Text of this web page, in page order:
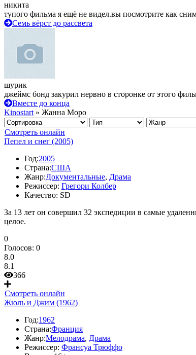
никита
тупого фильма я ещё не видел.вы посмотрите как
Семь вёрст до рассвета
шурик
джеймс бонд закурил нервно в сторонке от этого
Вместе до конца
Kinostart » Жанна Моро
Смотреть онлайн
Пепел и снег (2005)
Год:2005
Страна:США
Жанр:Документальные, Драма
Режиссер: Грегори Колбер
Качество: SD
За 13 лет он совершил 32 экспедиции в самые
целое.
0
Голосов: 0
8.0
8.1
366
Смотреть онлайн
Жюль и Джим (1962)
Год:1962
Страна:Франция
Жанр:Мелодрама, Драма
Режиссер: Франсуа Трюффо